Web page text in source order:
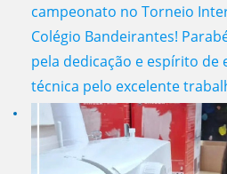
campeonato no Torneio
Colégio Bandeirantes!
pela dedicação e espírito de
técnica pelo excelente